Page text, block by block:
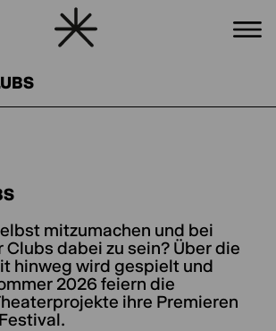
mitzumachen und bei
Clubs dabei zu sein? Über die
hinweg wird gespielt und
2026 feiern die
ihre Premieren